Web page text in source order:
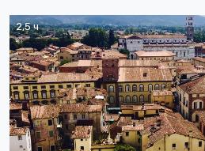
2,5 ч